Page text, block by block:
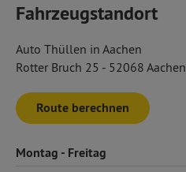
Fahrzeugstandort
Auto Thüllen in Aachen
Rotter Bruch 25 - 52068 Aachen
Route berechnen
Montag - Freitag